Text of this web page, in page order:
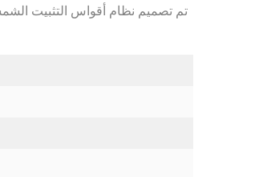
تم تصميم نظام أقواس التثبيت